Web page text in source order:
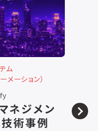
ム
メーション）
ネジメン
術事例